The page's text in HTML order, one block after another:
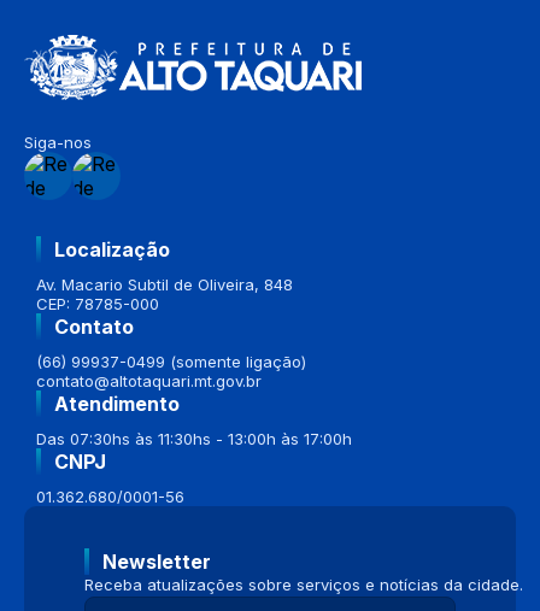
Siga-nos
Localização
Av. Macario Subtil de Oliveira, 848
CEP: 78785-000
Contato
(66) 99937-0499 (somente ligação)
contato@altotaquari.mt.gov.br
Atendimento
Das 07:30hs às 11:30hs - 13:00h às 17:00h
CNPJ
01.362.680/0001-56
Newsletter
Receba atualizações sobre serviços e notícias da cidade.